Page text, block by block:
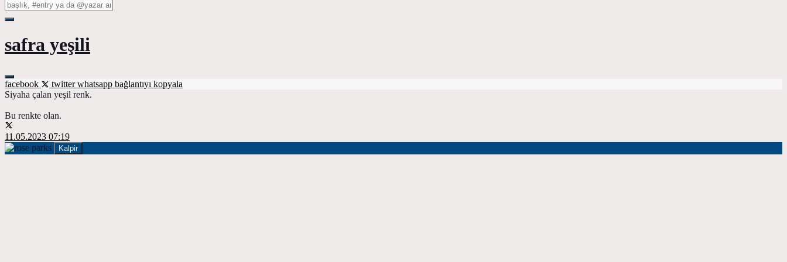
safra yeşili
facebook twitterwhatsapp bağlantıyı kopyala
Siyaha çalan yeşil renk.
Bu renkte olan.
11.05.2023 07:19
Kalpir